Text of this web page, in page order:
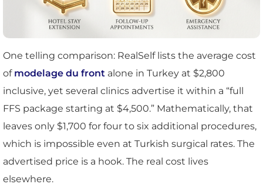
One telling comparison: RealSelf lists the average cost
of modelage du front alone in Turkey at $2,800
inclusive, yet several clinics advertise it within a “full
FFS package starting at $4,500.” Mathematically, that
leaves only $1,700 for four to six additional procedures,
which is impossible even at Turkish surgical rates. The
advertised price is a hook. The real cost lives
elsewhere.